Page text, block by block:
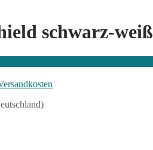
schwarz-weiß